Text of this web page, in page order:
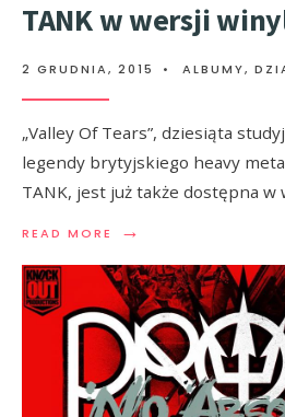
TANK w wersji
2 GRUDNIA, 2015 • ALBUMY,
„Valley Of Tears”, dziesiąta
legendy brytyjskiego heavy
TANK, jest już także dostępna w
READ MORE →